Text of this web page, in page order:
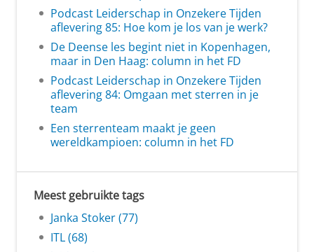
Podcast Leiderschap in Onzekere Tijden
aflevering 85: Hoe kom je los van je werk?
De Deense les begint niet in Kopenhagen,
maar in Den Haag: column in het FD
Podcast Leiderschap in Onzekere Tijden
aflevering 84: Omgaan met sterren in je
team
Een sterrenteam maakt je geen
wereldkampioen: column in het FD
Meest gebruikte tags
Janka Stoker (77)
ITL (68)